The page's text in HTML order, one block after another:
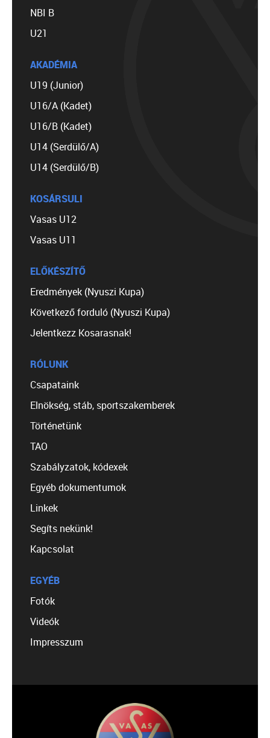
NBI B
U21
AKADÉMIA
U19 (Junior)
U16/A (Kadet)
U16/B (Kadet)
U14 (Serdülő/A)
U14 (Serdülő/B)
KOSÁRSULI
Vasas U12
Vasas U11
ELŐKÉSZÍTŐ
Eredmények (Nyuszi Kupa)
Következő forduló (Nyuszi Kupa)
Jelentkezz Kosarasnak!
RÓLUNK
Csapataink
Elnökség, stáb, sportszakemberek
Történetünk
TAO
Szabályzatok, kódexek
Egyéb dokumentumok
Linkek
Segíts nekünk!
Kapcsolat
EGYÉB
Fotók
Videók
Impresszum